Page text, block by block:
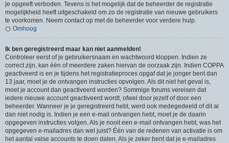
je opgeeft verboden. Tevens is het mogelijk dat de beheerder de registratie
mogelijkheid heeft uitgeschakeld om zo de registratie van nieuwe gebruikers
te voorkomen. Neem contact op met de beheerder voor verdere hulp.
Omhoog
Ik ben geregistreerd maar kan niet aanmelden!
Controleer eerst of je gebruikersnaam en wachtwoord kloppen. Indien ze
correct zijn, kan één of meerdere zaken hiervan de oorzaak zijn. Indien COPPA
geactiveerd is en je tijdens het registratieproces opgaf dat je jonger bent dan
13 jaar, moet je de ontvangen instructies opvolgen. Als dit niet het geval is,
moet je account dan geactiveerd worden? Sommige forums vereisen dat
iedere nieuwe account geactiveerd wordt, ofwel door jezelf of door een
beheerder. Wanneer je je geregistreerd hebt, werd ook medegedeeld of dit al
dan niet nodig is. Indien je een e-mail ontvangen hebt, moet je de daarin
opgegeven instructies volgen. Als je nooit een e-mail ontvangen hebt, was het
opgegeven e-mailadres dan wel juist? Één van de redenen van activatie is om
het aantal valse accounts te doen dalen. Als je zeker bent dat je e-mailadres